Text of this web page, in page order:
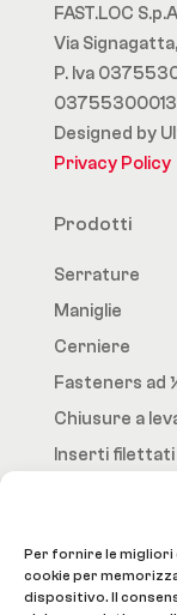
Per fornire le migliori
cookie per
dispositivo. Il
FAST.LOC
Via
P. Iva
Designed by
Privacy Policy
Prodotti
Serrature
Maniglie
Cerniere
Fasteners ad
Chiusure a
Inserti filettati
Home Page
Azienda